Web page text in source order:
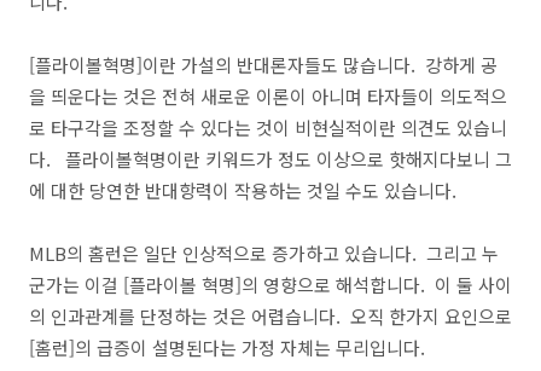
[플라이볼혁명]이란 가설의 반대론자들도 많습니다. 강하게 공
을 띄운다는 것은 전혀 새로운 이론이 아니며 타자들이 의도적으
로 타구각을 조정할 수 있다는 것이 비현실적이란 의견도 있습니
다. 플라이볼혁명이란 키워드가 정도 이상으로 핫해지다보니 그
에 대한 당연한 반대항력이 작용하는 것일 수도 있습니다.
MLB의 홈런은 일단 인상적으로 증가하고 있습니다. 그리고 누
군가는 이걸 [플라이볼 혁명]의 영향으로 해석합니다. 이 둘 사이
의 인과관계를 단정하는 것은 어렵습니다. 오직 한가지 요인으로
[홈런]의 급증이 설명된다는 가정 자체는 무리입니다.